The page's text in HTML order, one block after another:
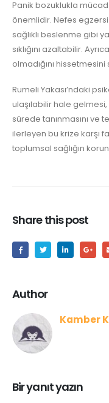
Panik bozuklukla
önemlidir. Nefes
sağlıklı beslenme gibi
sıklığını azaltabilir.
olmadığını
Rumeli Yakası’ndaki
ulaşılabilir hale gelmesi,
sürede tanınmasını ve
ilerleyen bu krize karşı
toplumsal sağlığın
Share this post
Author
Kamber
Bir yanıt yazın